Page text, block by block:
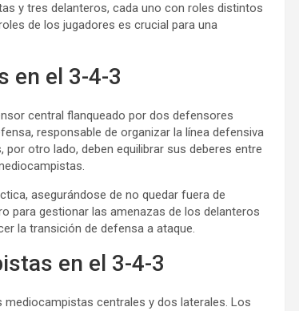
y tres delanteros, cada uno con roles distintos
de los jugadores es crucial para una
en el 3-4-3
central flanqueado por dos defensores
responsable de organizar la línea defensiva
otro lado, deben equilibrar sus deberes entre
asegurándose de no quedar fuera de
para gestionar las amenazas de los delanteros
la transición de defensa a ataque.
en el 3-4-3
centrales y dos laterales. Los